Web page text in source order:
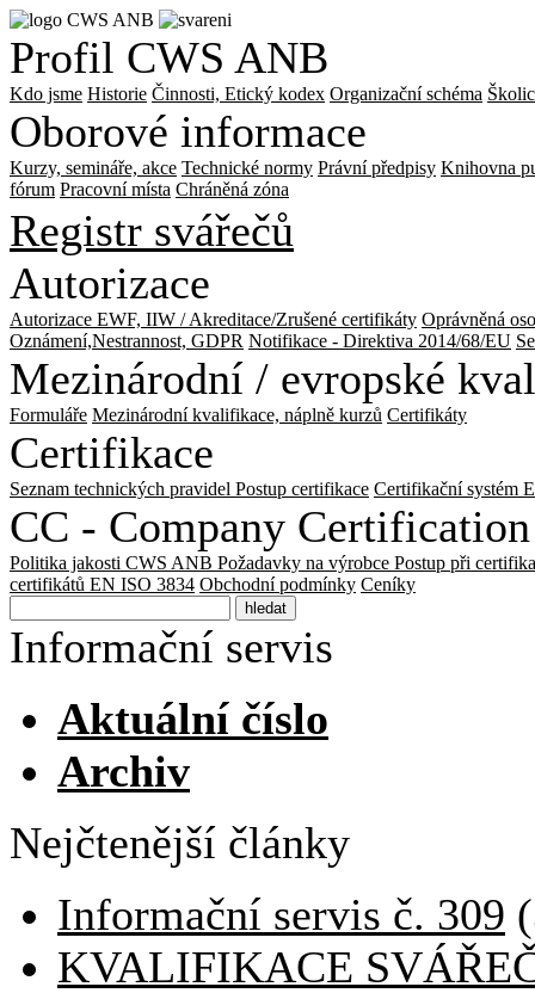
Profil CWS ANB
Kdo jsme Historie Činnosti, Etický kodex Organizační schéma
Oborové informace
Kurzy, semináře, akce Technické normy Právní předpisy Knihovna
fórum Pracovní místa Chráněná zóna
Registr svářečů
Autorizace
Autorizace EWF, IIW / Akreditace/Zrušené certifikáty Oprávněná
Oznámení,Nestrannost, GDPR Notifikace - Direktiva 2014/68/EU
Mezinárodní / evropské
Formuláře Mezinárodní kvalifikace, náplně kurzů Certifikáty
Certifikace
Seznam technických pravidel Postup certifikace Certifikační systém
CC - Company Certification
Politika jakosti CWS ANB Požadavky na výrobce Postup při
certifikátů EN ISO 3834 Obchodní podmínky Ceníky
Informační servis
Aktuální číslo
Archiv
Nejčtenější články
Informační servis č. 309
KVALIFIKACE